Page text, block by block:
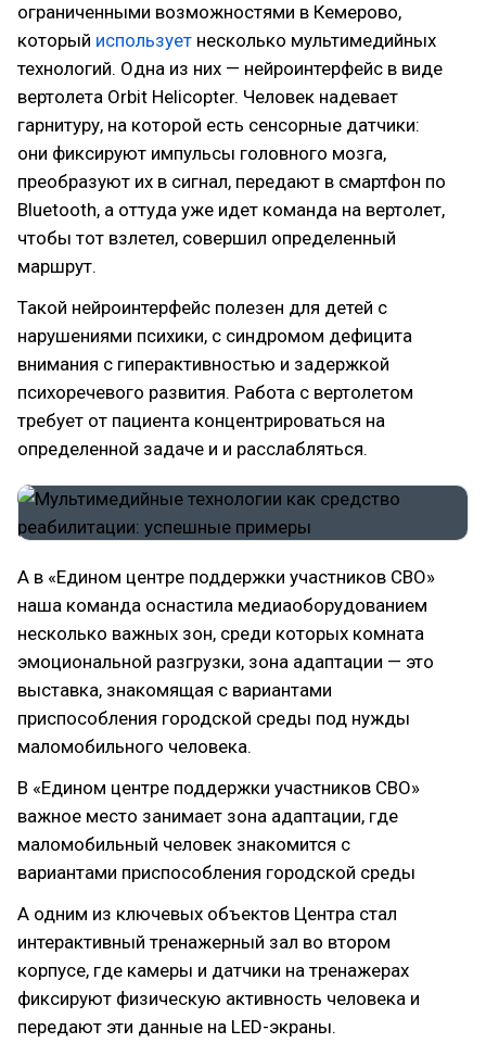
ограниченными возможностями в Кемерово,
который использует несколько мультимедийных
технологий. Одна из них — нейроинтерфейс в виде
вертолета Orbit Helicopter. Человек надевает
гарнитуру, на которой есть сенсорные датчики:
они фиксируют импульсы головного мозга,
преобразуют их в сигнал, передают в смартфон по
Bluetooth, а оттуда уже идет команда на вертолет,
чтобы тот взлетел, совершил определенный
маршрут.
Такой нейроинтерфейс полезен для детей с
нарушениями психики, с синдромом дефицита
внимания с гиперактивностью и задержкой
психоречевого развития. Работа с вертолетом
требует от пациента концентрироваться на
определенной задаче и и расслабляться.
А в «Едином центре поддержки участников СВО»
наша команда оснастила медиаоборудованием
несколько важных зон, среди которых комната
эмоциональной разгрузки, зона адаптации — это
выставка, знакомящая с вариантами
приспособления городской среды под нужды
маломобильного человека.
В «Едином центре поддержки участников СВО»
важное место занимает зона адаптации, где
маломобильный человек знакомится с
вариантами приспособления городской среды
А одним из ключевых объектов Центра стал
интерактивный тренажерный зал во втором
корпусе, где камеры и датчики на тренажерах
фиксируют физическую активность человека и
передают эти данные на LED-экраны.